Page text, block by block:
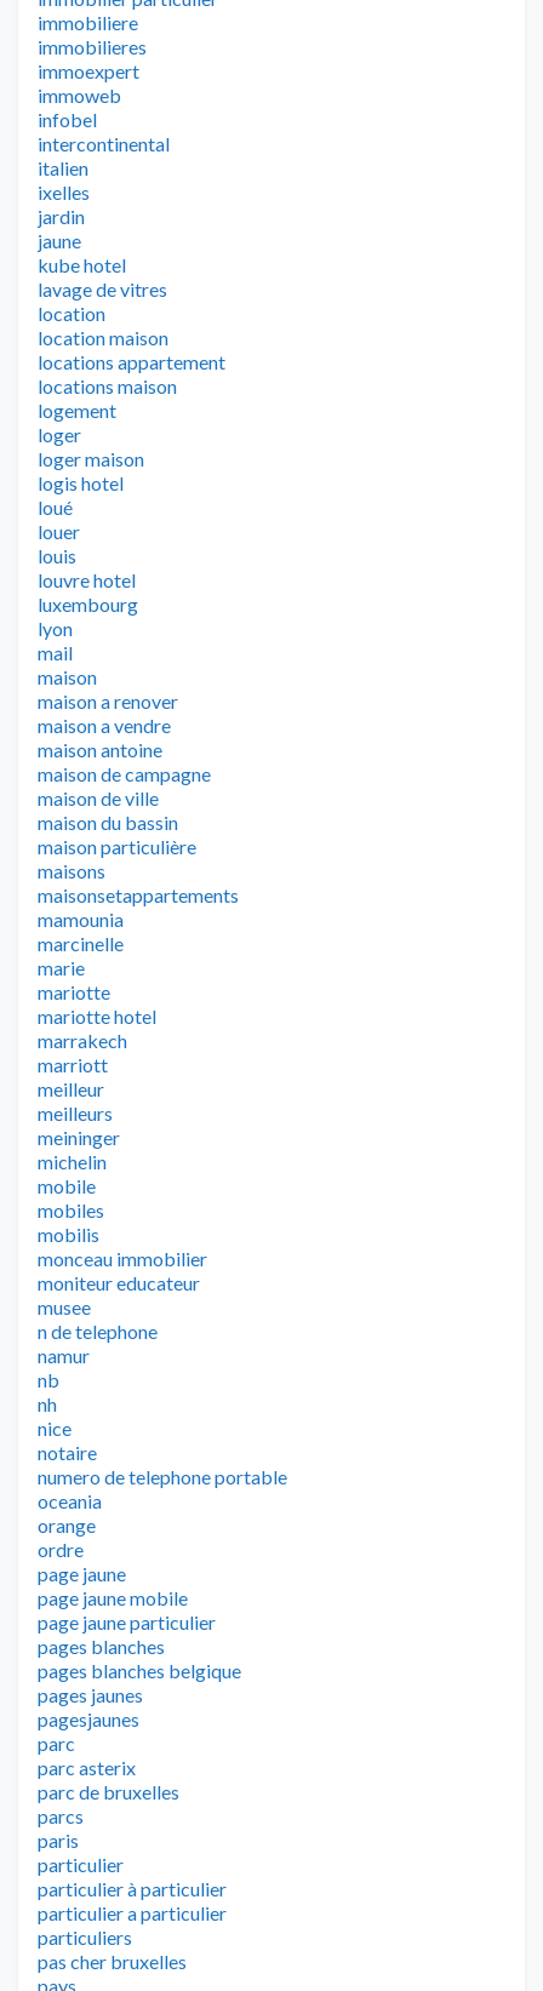
immobiliere
immobilieres
immoexpert
immoweb
infobel
intercontinental
italien
ixelles
jardin
jaune
kube hotel
lavage de vitres
location
location maison
locations appartement
locations maison
logement
loger
loger maison
logis hotel
loué
louer
louis
louvre hotel
luxembourg
lyon
mail
maison
maison a renover
maison a vendre
maison antoine
maison de campagne
maison de ville
maison du bassin
maison particulière
maisons
maisonsetappartements
mamounia
marcinelle
marie
mariotte
mariotte hotel
marrakech
marriott
meilleur
meilleurs
meininger
michelin
mobile
mobiles
mobilis
monceau immobilier
moniteur educateur
musee
n de telephone
namur
nb
nh
nice
notaire
numero de telephone portable
oceania
orange
ordre
page jaune
page jaune mobile
page jaune particulier
pages blanches
pages blanches belgique
pages jaunes
pagesjaunes
parc
parc asterix
parc de bruxelles
parcs
paris
particulier
particulier à particulier
particulier a particulier
particuliers
pas cher bruxelles
pays